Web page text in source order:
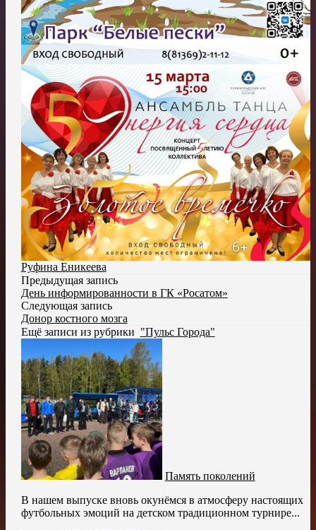
Руфина Еникеева
Предыдущая запись
День информированности в ГК «Росатом»
Следующая запись
Донор костного мозга
Ещё записи из рубрики "Пульс Города"
Память поколений
В нашем выпуске вновь окунёмся в атмосферу настоящих
футбольных эмоций на детском традиционном турнире...